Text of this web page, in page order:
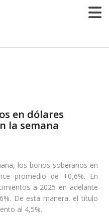
en dólares
la semana
los bonos soberanos en
promedio de +0,6%. En
a 2025 en adelante
De esta manera, el título
al 4,5%.